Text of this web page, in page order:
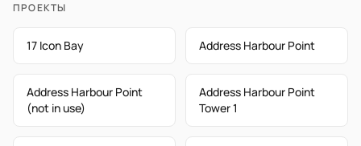
ПРОЕКТЫ
17 Icon Bay Address Harbour Point
Address Harbour Point
(not in use)
Address Harbour Point
Tower 1